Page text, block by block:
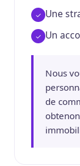
Une
Un
Nous
de